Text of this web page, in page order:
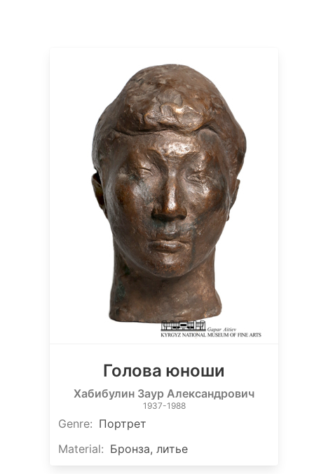
Голова юноши
Хабибулин Заур Александрович
1937-1988
Genre: Портрет
Material: Бронза, литье